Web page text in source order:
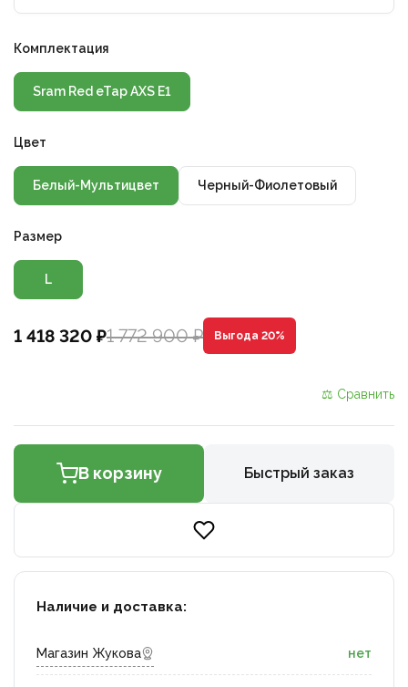
Комплектация
Sram Red eTap AXS E1
Цвет
Белый-Мультицвет Черный-Фиолетовый
Размер
L
1 418 320 ₽1 772 900 ₽ Выгода 20%
⚖ Сравнить
В корзину Быстрый заказ
Наличие и доставка:
Магазин Жукова нет